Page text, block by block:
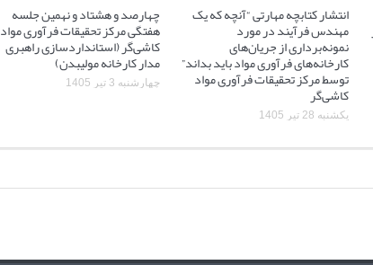
انتشار کتابچه مهارتی “آنچه که یک
مهندس فرآیند در مورد
نمونه‌برداری از جریان‌های
کارخانه‌های فرآوری مواد باید بداند”
توسط مرکز تحقیقات فرآوری مواد
کاشی‌گر
یکشنبه 28 تیر 1405
چهارصد و هشتاد و نهمین جلسه
هفتگی مرکز تحقیقات فرآوری مواد
کاشی‌گر (استانداردسازی راهبری
مدار کارخانه مولیبدن)
چهارشنبه 3 تیر 1405